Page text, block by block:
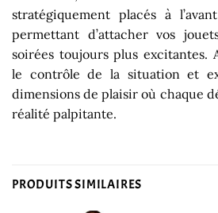
stratégiquement placés à
permettant d’attacher vos
soirées toujours plus excitantes.
le contrôle de la situation et
dimensions de plaisir où chaque
réalité palpitante.
PRODUITS SIMILAIRES